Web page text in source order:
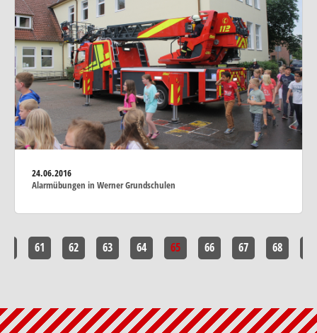
24.06.2016
Alarmübungen in Werner Grundschulen
61 62 63 64 65 66 67 68